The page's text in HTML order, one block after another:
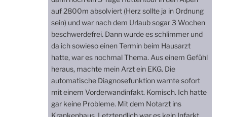
auf 2800m absolviert (Herz sollte ja in Ordnung
sein) und war nach dem Urlaub sogar 3 Wochen
beschwerdefrei. Dann wurde es schlimmer und
da ich sowieso einen Termin beim Hausarzt
hatte, war es nochmal Thema. Aus einem Gefühl
heraus, machte mein Arzt ein EKG. Die
automatische Diagnosefunktion warnte sofort
mit einem Vorderwandinfakt. Komisch. Ich hatte
gar keine Probleme. Mit dem Notarzt ins